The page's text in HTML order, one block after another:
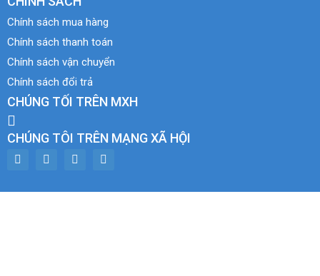
Chính sách mua hàng
Chính sách thanh toán
Chính sách vận chuyển
Chính sách đổi trả
CHÚNG TỐI TRÊN MXH
CHÚNG TÔI TRÊN MẠNG XÃ HỘI